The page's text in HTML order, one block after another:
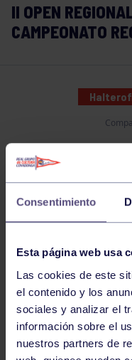
Consentimiento
Esta página web usa
Las cookies de este
el contenido y los
sociales y analizar el
información sobre el
nuestros partners de
II OPEN
CAMPEONATO